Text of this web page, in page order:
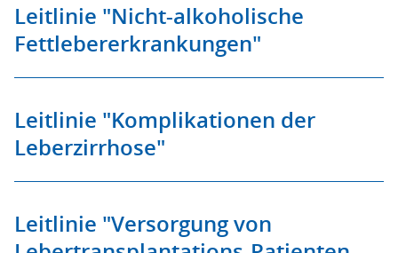
Leitlinie "Nicht-alkoholische
Fettlebererkrankungen"
Leitlinie "Komplikationen der
Leberzirrhose"
Leitlinie "Versorgung von